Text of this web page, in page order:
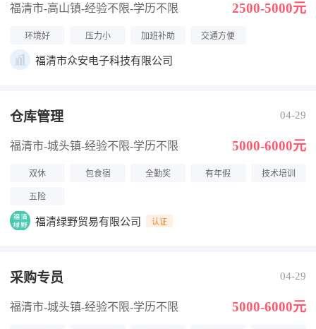
福清市-高山镇-经验不限-学历不限 2500-5000元
环境好 压力小 加班补助 交通方便
福清市众安电子科技有限公司
仓库管理 04-29
福清市-城头镇-经验不限-学历不限 5000-6000元
双休 包食宿 全勤奖 有年假 技术培训
五险
福清绿野贸易有限公司 认证
采购专员 04-29
福清市-城头镇-经验不限-学历不限 5000-6000元